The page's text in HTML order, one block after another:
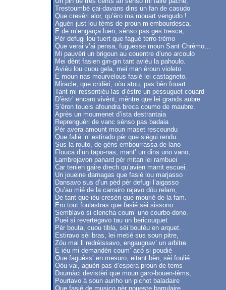
Trestoumbè çai-davans dins un fan de casudo
Que cresèri alor, qu’èro ma mouart vengudo !
Aguèri just lou tèms de proun m’embourdesca,
E de m’engarça luen, sènso pas ges tresca,
Pèr defugi lou tuert que faguè terro-trèmo
Que verai v’ai pensa, fuguesse moun Sant Chrèmo…
Mi pauvèri un brigoun au couentre d’uno arcoulo
Mei dènt fasien gin-gin tant aviéu la pahoulo.
Aviéu lou cuou gela, mei man èroun violeto
E moun nas mourvelous fasié lei castagneto.
Miracle, que cridèri, oòu atou, pas bèn fouart
Tant mi ressentiéu las d’èstre un pessuguet couard
D’èstr’ encaro vivènt, mèntre que lei grands aubre
S’èron toueis afoundra breca coumo de maubre.
Après un moumenet d’ista destrantaia
Reprenguèri de vanc sènso pas badaia
Pèr avera amount moun maset rescoundu
Que falié ’n’ estirado pèr que siégui rendu.
Sus la routo, de gèns embourrassa de lano
Flouca d’un tapo-nas, mant’ un dins uno vano,
Lambrejavon panard pèr mitan lei rambuei
Car tenien gaire drech qu’avien marrit escuei.
Un joueine darnagas que fasié lou marjasso
Dansavo sus d’un pèd pèr defugi l’aigasso
Qu’au mié de la carrairo rajavo dóu relam,
De tant que iéu cresèri que mourié de la fam.
Ero tout foulastras que fasié sèi sissono.
Semblavo si clencha coum’ uno courbo-dono.
Puei si revertegavo tau un bericouquet
Pèr bouta, cuou tibla, sèi boutèu en arquet.
Estiravo sèi bras, lei metié sus soun pitre,
Zóu mai li redrèissavo, engaugnav’ un arbitre.
E iéu mi demandèri coum’ acò si poudié
Que faguèss’ en mesuro, eitant bèn, sèi foulié.
Oòu vai, aguèri pas d’espera proun de tems
Doumàci devistèri que moun garo-bouen-tèms,
Pourtavo à soun auriho un pichot baladaire
Que fasié de musico pèr noueste barrulaire.